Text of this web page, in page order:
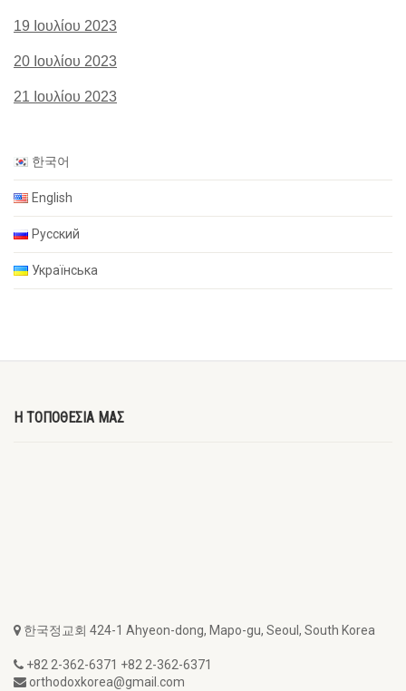
19 Ιουλίου 2023
20 Ιουλίου 2023
21 Ιουλίου 2023
한국어
English
Русский
Українська
Η ΤΟΠΟΘΕΣΙΑ ΜΑΣ
한국정교회 424-1 Ahyeon-dong, Mapo-gu, Seoul, South Korea
+82 2-362-6371 +82 2-362-6371
orthodoxkorea@gmail.com